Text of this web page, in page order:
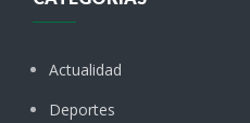
Actualidad
Deportes